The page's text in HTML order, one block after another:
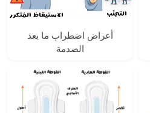
أعراض اضطراب ما بعد
الصدمة